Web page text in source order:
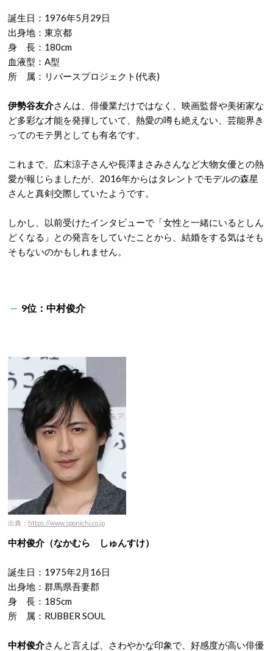
誕生日：1976年5月29日
出身地：東京都
身 長：180cm
血液型：A型
所 属：リバースプロジェクト(代表)
伊勢谷友介さんは、俳優業だけではなく、映画監督や美術家な
ど多彩な才能を発揮していて、熱愛の噂も絶えない、芸能界き
ってのモテ男としても有名です。
これまで、広末涼子さんや長澤まさみさんなど大物女優との熱
愛が報じらましたが、2016年からはタレントでモデルの森星
さんと真剣交際していたようです。
しかし、以前受けたインタビューで「女性と一緒にいるとしん
どくなる」との発言をしていたことから、結婚をする気はそも
そもないのかもしれません。
9位：中村俊介
出典： https://www.sponichi.co.jp
中村俊介（なかむら しゅんすけ）
誕生日：1975年2月16日
出身地：群馬県吾妻郡
身 長：185cm
所 属：RUBBER SOUL
中村俊介さんと言えば、さわやかな印象で、好感度が高い俳優